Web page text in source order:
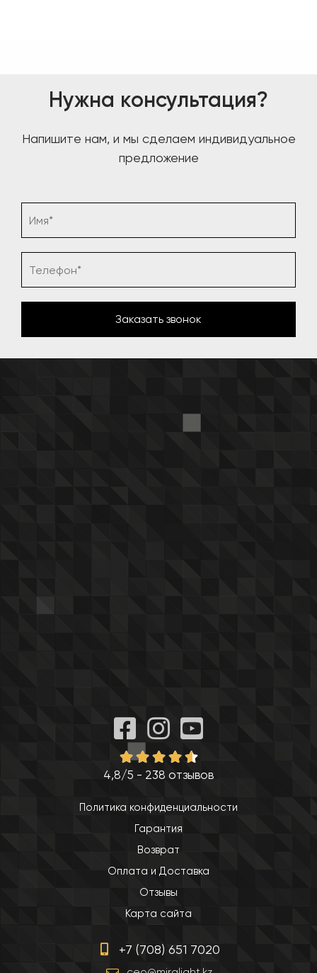
Нужна консультация?
Напишите нам, и мы сделаем индивидуальное
предложение
4,8/5 - 238 отзывов
Политика конфиденциальности
Гарантия
Возврат
Оплата и Доставка
Отзывы
Карта сайта
+7 (708) 651 7020